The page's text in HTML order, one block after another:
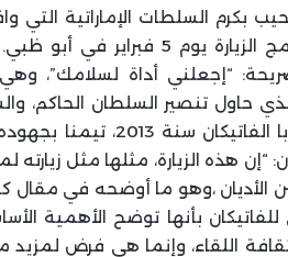
بكرم السلطات الإماراتية التي
على أراضيها ووضعه رسميا في برنامج
“إجعلني أداة لسلامك”،
حاول تنصير السلطان الحاكم،
برجوليو عند اختياره لتولي منصب
“إن هذه الزيارة، مثلها مثل
بأنها توضح الأهمية
اللقاء، وإنما هي فرض لمزيد